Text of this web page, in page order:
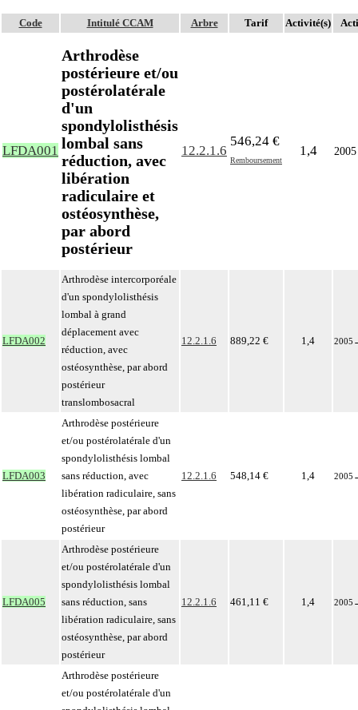
Code Intitulé CCAM Arbre Tarif Activité(s)
LFDA001
Arthrodèse
postérieure et/ou
postérolatérale
d'un
spondylolisthésis
lombal sans
réduction, avec
libération
radiculaire et
ostéosynthèse,
par abord
postérieur
12.2.1.6
546,24 €
Remboursement
1,4 2005
LFDA002
Arthrodèse intercorporéale
d'un spondylolisthésis
lombal à grand
déplacement avec
réduction, avec
ostéosynthèse, par abord
postérieur
translombosacral
12.2.1.6 889,22 € 1,4 2005
LFDA003
Arthrodèse postérieure
et/ou postérolatérale d'un
spondylolisthésis lombal
sans réduction, avec
libération radiculaire, sans
ostéosynthèse, par abord
postérieur
12.2.1.6 548,14 € 1,4 2005
LFDA005
Arthrodèse postérieure
et/ou postérolatérale d'un
spondylolisthésis lombal
sans réduction, sans
libération radiculaire, sans
ostéosynthèse, par abord
postérieur
12.2.1.6 461,11 € 1,4 2005
Arthrodèse postérieure
et/ou postérolatérale d'un